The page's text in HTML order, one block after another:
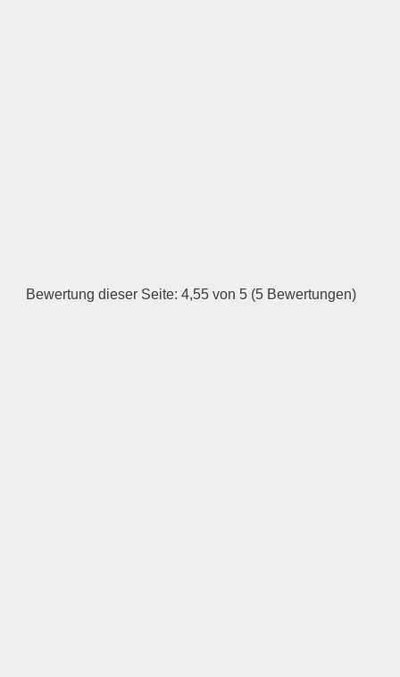
Bewertung dieser Seite: 4,55 von 5 (5 Bewertungen)